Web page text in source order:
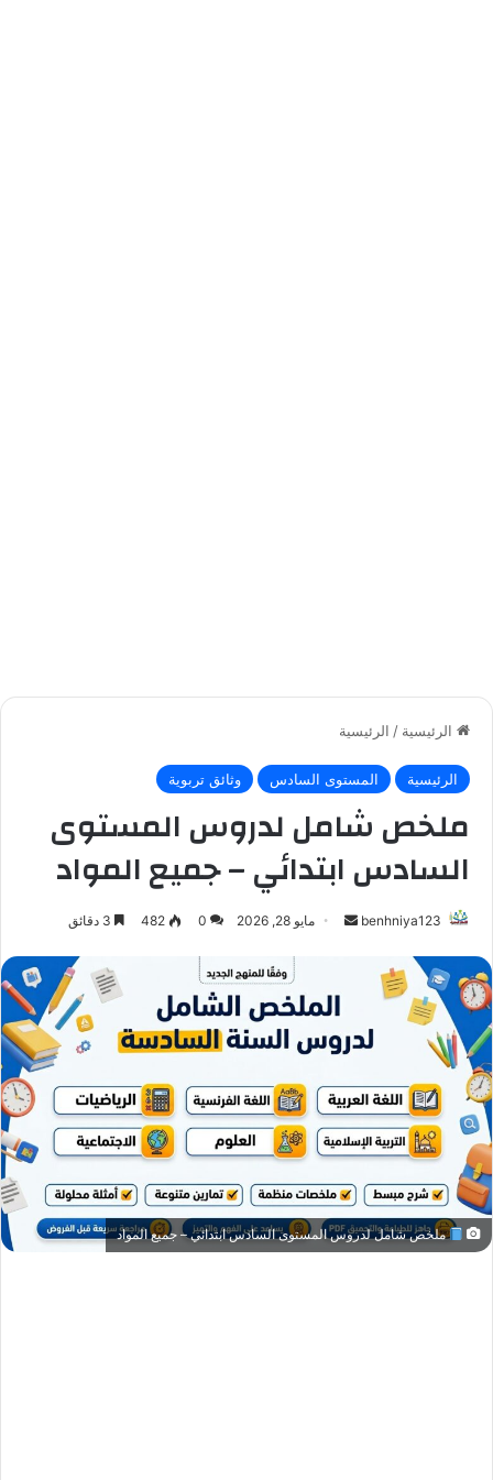
الرئيسية / الرئيسية
الرئيسية المستوى السادس وثائق تربوية
ملخص شامل لدروس المستوى
السادس ابتدائي – جميع المواد
benhniya123
أرسل مايو 28, 2026 0
482
ملخص شامل لدروس المستوى السادس ابتدائي – جميع المواد